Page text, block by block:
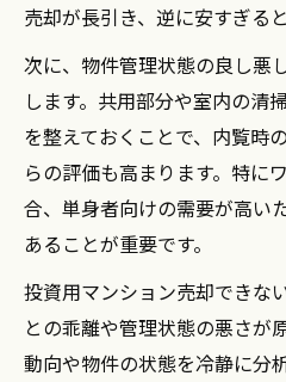
ェック
不動産売却における税
よう
投資用マンション
ポイント
不動産売却に関す
え方
ワンルーム売却の
を整理
高額売却でも手残
売却が長引き、逆に安すぎる
次に、物件管理状態の良し悪
します。共用部分や室内の清
を整えておくことで、内覧時
らの評価も高まります。特に
合、単身者向けの需要が高い
あることが重要です。
投資用マンション売却できな
との乖離や管理状態の悪さが
動向や物件の状態を冷静に分